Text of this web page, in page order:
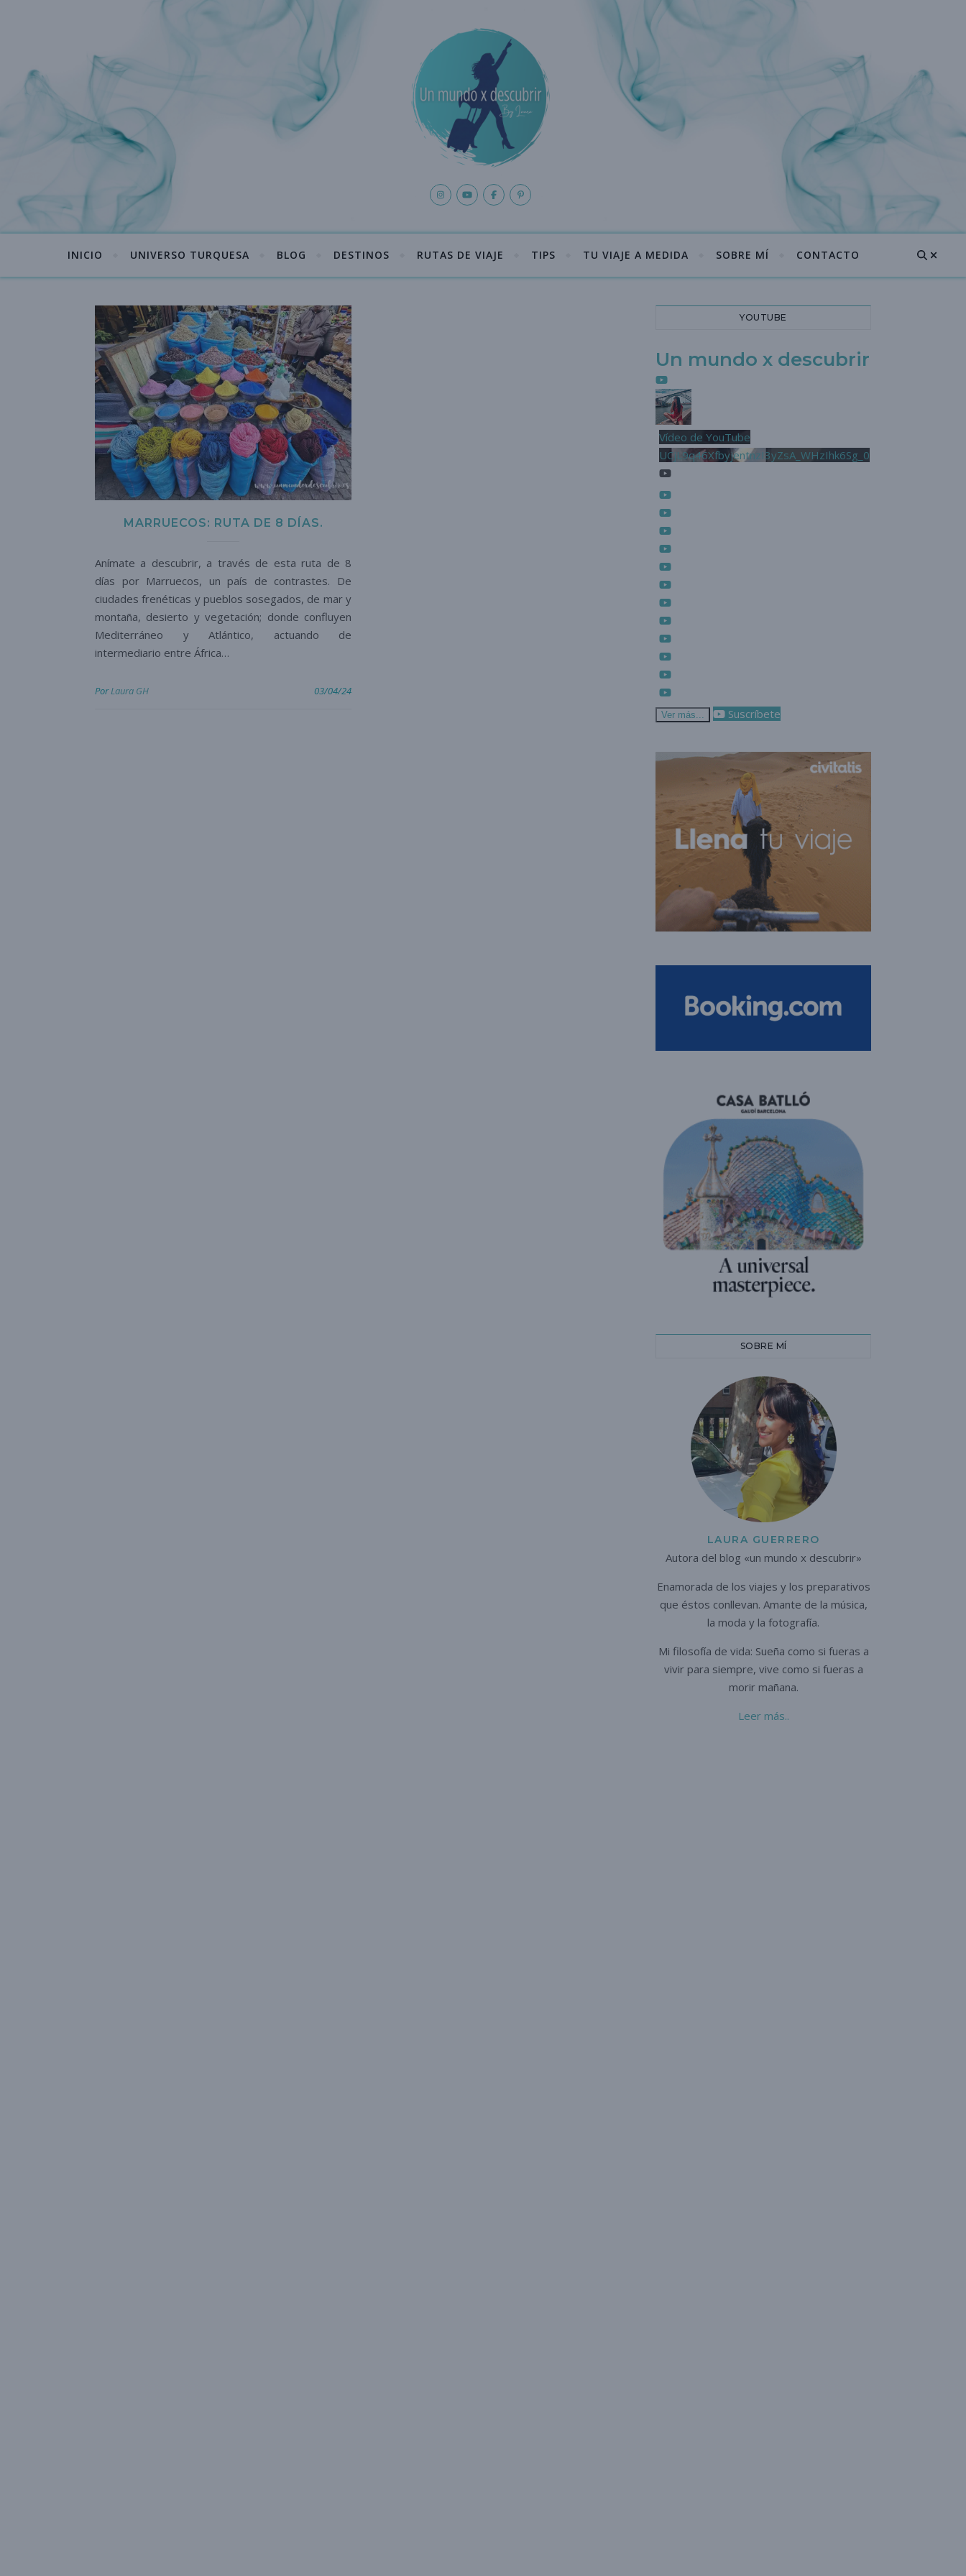
INICIO UNIVERSO TURQUESA BLOG DESTINOS RUTAS DE VIAJE TIPS TU VIAJE A MEDIDA SOBRE MÍ CONTACTO
MARRUECOS: RUTA DE 8 DÍAS.
Anímate a descubrir, a través de esta ruta de 8
días por Marruecos, un país de contrastes. De
ciudades frenéticas y pueblos sosegados, de mar y
montaña, desierto y vegetación; donde confluyen
Mediterráneo y Atlántico, actuando de
intermediario entre África…
PorLaura GH 03/04/24
YOUTUBE
Un mundo x descubrir
Vídeo de YouTube
UCjL9q46XfbyjentnzI3yZsA_WHzIhk6Sg_0
Ver más... Suscríbete
SOBRE MÍ
LAURA GUERRERO
Autora del blog «un mundo x descubrir»
Enamorada de los viajes y los preparativos
que éstos conllevan. Amante de la música,
la moda y la fotografía.
Mi filosofía de vida: Sueña como si fueras a
vivir para siempre, vive como si fueras a
morir mañana.
Leer más..